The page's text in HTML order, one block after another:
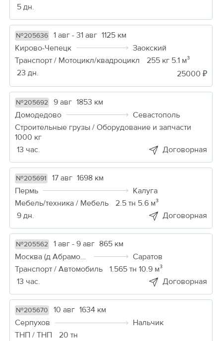
5 дн.
№205636 1 авг - 31 авг 1125 км
Кирово-Чепецк
Заокский
Транспорт / Мотоцикл/квадроцикл
255 кг 5.1 м³
23 дн.
25000 ₽
№205692 9 авг 1853 км
Домодедово
Севастополь
Строительные грузы / Оборудование и запчасти
1000 кг
13 час.
Договорная
№205691 17 авг 1698 км
Пермь
Калуга
Мебель/техника / Мебель
2.5 тн 5.6 м³
9 дн.
Договорная
№205562 1 авг - 9 авг 865 км
Москва (д Абрамовка)
Саратов
Транспорт / Автомобиль
1.565 тн 10.9 м³
13 час.
Договорная
№205670 10 авг 1634 км
Серпухов
Нальчик
ТНП / ТНП
20 тн